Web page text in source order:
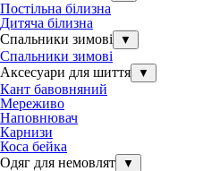
Постільна білизна
Дитяча білизна
Спальники зимові
▼
Спальники зимові
Аксесуари для шиття
▼
Кант бавовняний
Мереживо
Наповнювач
Карнизи
Коса бейка
Одяг для немовлят
▼